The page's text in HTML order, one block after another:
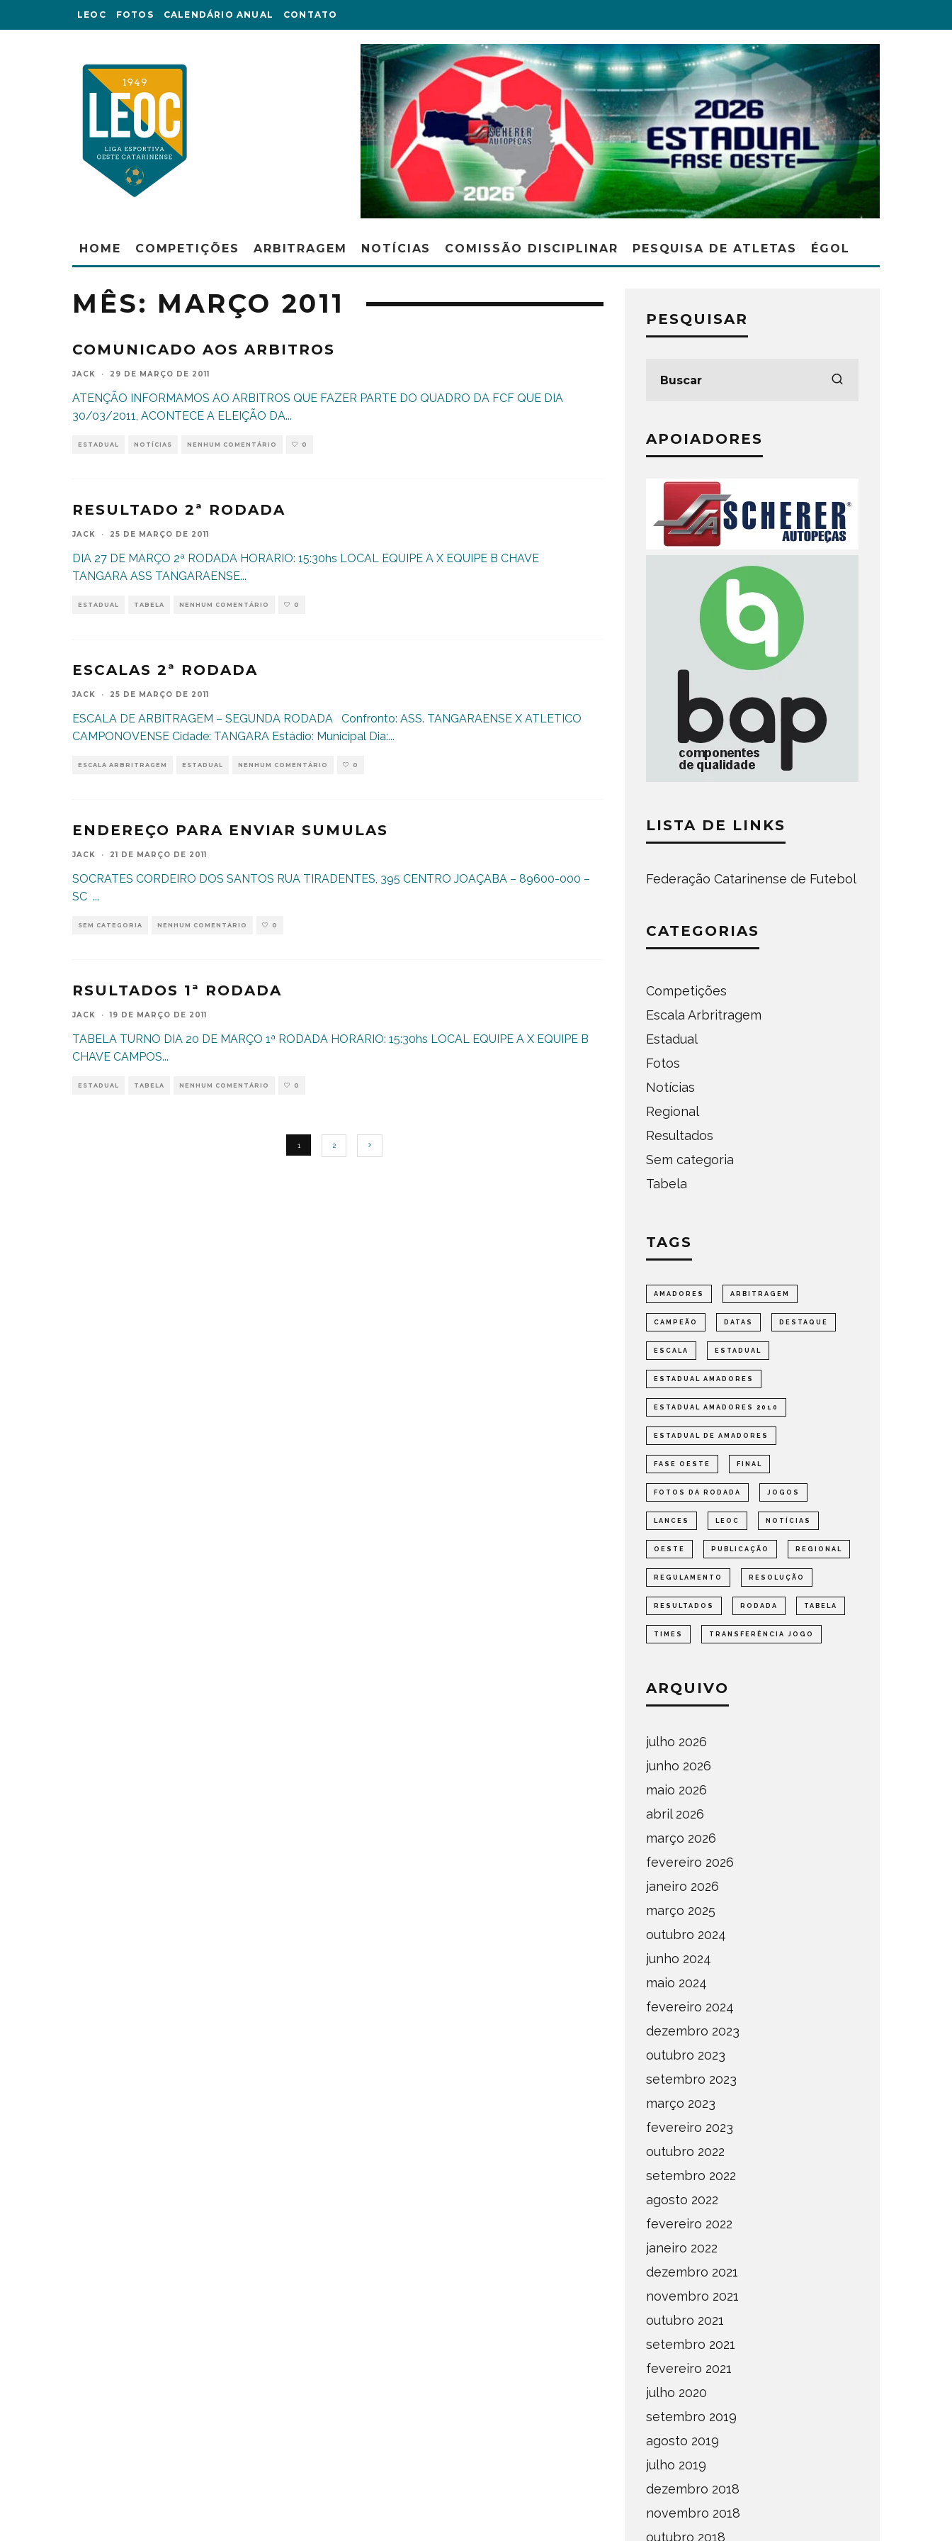
LEOC FOTOS CALENDÁRIO ANUAL CONTATO
HOME COMPETIÇÕES ARBITRAGEM NOTÍCIAS COMISSÃO DISCIPLINAR PESQUISA DE ATLETAS ÉGOL
MÊS: MARÇO 2011
COMUNICADO AOS ARBITROS
JACK · 29 DE MARÇO DE 2011
ATENÇÃO INFORMAMOS AO ARBITROS QUE FAZER PARTE DO QUADRO DA FCF QUE DIA
30/03/2011, ACONTECE A ELEIÇÃO DA...
ESTADUAL NOTÍCIAS NENHUM COMENTÁRIO 0
RESULTADO 2ª RODADA
JACK · 25 DE MARÇO DE 2011
DIA 27 DE MARÇO 2ª RODADA HORARIO: 15:30hs LOCAL EQUIPE A X EQUIPE B CHAVE
TANGARA ASS TANGARAENSE...
ESTADUAL TABELA NENHUM COMENTÁRIO 0
ESCALAS 2ª RODADA
JACK · 25 DE MARÇO DE 2011
ESCALA DE ARBITRAGEM – SEGUNDA RODADA Confronto: ASS. TANGARAENSE X ATLETICO
CAMPONOVENSE Cidade: TANGARA Estádio: Municipal Dia:...
ESCALA ARBRITRAGEM ESTADUAL NENHUM COMENTÁRIO 0
ENDEREÇO PARA ENVIAR SUMULAS
JACK · 21 DE MARÇO DE 2011
SOCRATES CORDEIRO DOS SANTOS RUA TIRADENTES, 395 CENTRO JOAÇABA – 89600-000 –
SC ...
SEM CATEGORIA NENHUM COMENTÁRIO 0
RSULTADOS 1ª RODADA
JACK · 19 DE MARÇO DE 2011
TABELA TURNO DIA 20 DE MARÇO 1ª RODADA HORARIO: 15:30hs LOCAL EQUIPE A X EQUIPE B
CHAVE CAMPOS...
ESTADUAL TABELA NENHUM COMENTÁRIO 0
1 2
PESQUISAR
APOIADORES
LISTA DE LINKS
Federação Catarinense de Futebol
CATEGORIAS
Competições
Escala Arbritragem
Estadual
Fotos
Notícias
Regional
Resultados
Sem categoria
Tabela
TAGS
AMADORES ARBITRAGEM
CAMPEÃO DATAS DESTAQUE
ESCALA ESTADUAL
ESTADUAL AMADORES
ESTADUAL AMADORES 2010
ESTADUAL DE AMADORES
FASE OESTE FINAL
FOTOS DA RODADA JOGOS
LANCES LEOC NOTÍCIAS
OESTE PUBLICAÇÃO REGIONAL
REGULAMENTO RESOLUÇÃO
RESULTADOS RODADA TABELA
TIMES TRANSFERÊNCIA JOGO
ARQUIVO
julho 2026
junho 2026
maio 2026
abril 2026
março 2026
fevereiro 2026
janeiro 2026
março 2025
outubro 2024
junho 2024
maio 2024
fevereiro 2024
dezembro 2023
outubro 2023
setembro 2023
março 2023
fevereiro 2023
outubro 2022
setembro 2022
agosto 2022
fevereiro 2022
janeiro 2022
dezembro 2021
novembro 2021
outubro 2021
setembro 2021
fevereiro 2021
julho 2020
setembro 2019
agosto 2019
julho 2019
dezembro 2018
novembro 2018
outubro 2018